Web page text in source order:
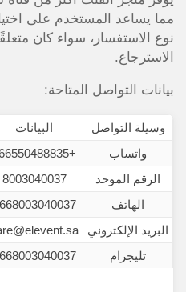
مما يساعد المستخدم على
نوع الاستفسار، سواء كان
الاسترجاع.
بيانات التواصل المتاحة:
وسيلة التواصل
البيانات
واتساب
+966550488835
الرقم الموحد
8003040037
الهاتف
البريد الإلكتروني
تليجرام